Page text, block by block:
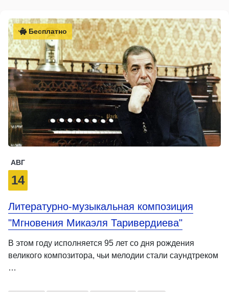
Бесплатно
АВГ
14
Литературно-музыкальная композиция
"Мгновения Микаэля Таривердиева"
В этом году исполняется 95 лет со дня рождения
великого композитора, чьи мелодии стали саундтреком
…